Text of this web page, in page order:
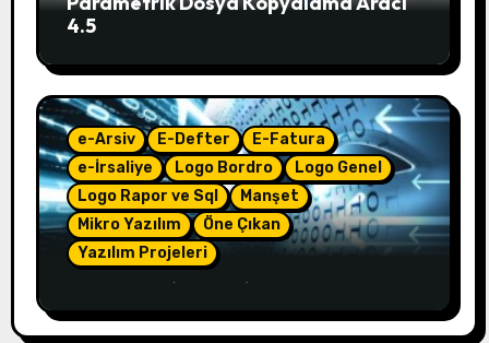
4.5
e-Arsiv E-Defter
E-Fatura
e-İrsaliye
Logo Bordro
Logo Genel
Logo Rapor ve Sql
Manşet
Mikro Yazılım
Öne Çıkan
Yazılım Projeleri
e-Çözüm – (4.50.01)